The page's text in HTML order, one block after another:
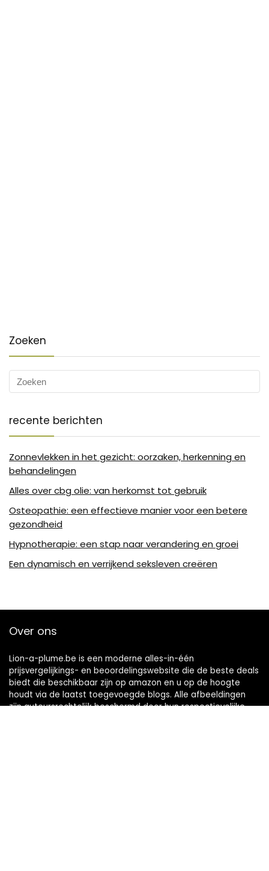
Zoeken
recente berichten
Zonnevlekken in het gezicht: oorzaken, herkenning en
behandelingen
Alles over cbg olie: van herkomst tot gebruik
Osteopathie: een effectieve manier voor een betere
gezondheid
Hypnotherapie: een stap naar verandering en groei
Een dynamisch en verrijkend seksleven creëren
Over ons
Lion-a-plume.be is een moderne alles-in-één
prijsvergelijkings- en beoordelingswebsite die de beste deals
biedt die beschikbaar zijn op amazon en u op de hoogte
houdt via de laatst toegevoegde blogs. Alle afbeeldingen
zijn auteursrechtelijk beschermd door hun respectievelijke